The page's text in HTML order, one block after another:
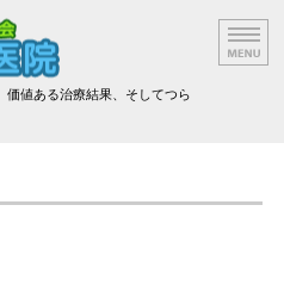
価値ある治療結果、そしてつら